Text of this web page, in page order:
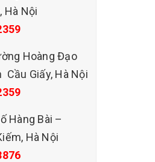
Hà Nội
Hoàng Đạo
Cầu Giấy, Hà Nội
Hàng Bài –
Hà Nội